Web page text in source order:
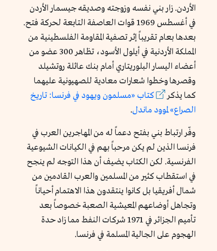
الأردن. زار بني نفسه وزوجته وصديقه جيسمار الأردن
في أغسطس 1969 قوات العاصفة التابعة لحركة فتح.
بعدها بعام تقريباً إثر تصفية المقاومة الفلسطينية من
المملكة الأردنية في أيلول الأسود، تظاهر 300 عضو من
أعضاء اليسار البلوريتاري أمام بنك عائلة روتشيلد
وقصرها وخطوا شعارات معادية للصهيونية عليهما
كما يذكر
كتاب «مسلمون ويهود في فرنسا: تاريخ
الصراع» لموود ماندل.
وفّرارتباط بني بفتح دعماً له من المهاجرين العرب في
فرنسا الذين لم يكن مرحباً بهم في الكيانات الشيوعية
الفرنسية. لكن الكتاب يضيف أن هذا التوجه لم ينجح
في استقطاب كثير من المسلمين والعرب القادمين من
شمال أفريقيا بل كانوا ينتقدون هذا الاهتمام أحياناً
وتجاهل أوضاعهم المعيشية الصعبة خصوصاً بعد
تأميم الجزائر في 1971 شركات النفط مما زاد حدة
الهجوم على الجالية المسلمة في فرنسا.